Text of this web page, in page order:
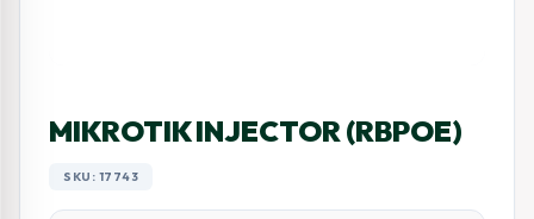
MIKROTIK INJECTOR (RBPOE)
SKU: 17743